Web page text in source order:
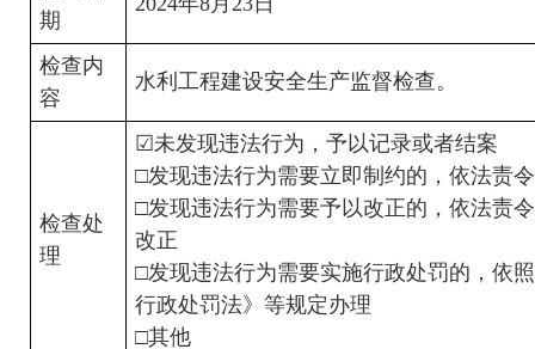
期
检查内
容
水利工程建设安全生产监督检查。
检查处
理
☑未发现违法行为，予以记录或者结案
□发现违法行为需要立即制约的，依法责
□发现违法行为需要予以改正的，依法责
改正
□发现违法行为需要实施行政处罚的，依
行政处罚法》等规定办理
□其他